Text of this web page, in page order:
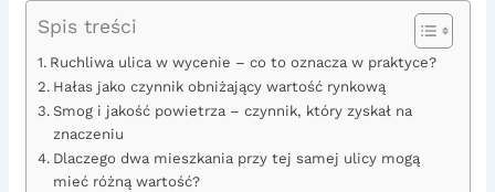
Spis treści
Ruchliwa ulica w wycenie – co to oznacza w praktyce?
Hałas jako czynnik obniżający wartość rynkową
Smog i jakość powietrza – czynnik, który zyskał na
znaczeniu
Dlaczego dwa mieszkania przy tej samej ulicy mogą
mieć różną wartość?